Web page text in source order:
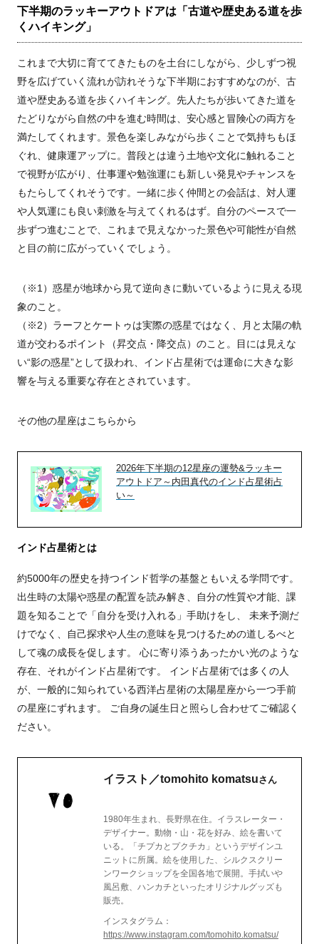
下半期のラッキーアウトドアは「古道や歴史ある道を歩
くハイキング」
これまで大切に育ててきたものを土台にしながら、少しずつ視
野を広げていく流れが訪れそうな下半期におすすめなのが、古
道や歴史ある道を歩くハイキング。先人たちが歩いてきた道を
たどりながら自然の中を進む時間は、安心感と冒険心の両方を
満たしてくれます。景色を楽しみながら歩くことで気持ちもほ
ぐれ、健康運アップに。普段とは違う土地や文化に触れること
で視野が広がり、仕事運や勉強運にも新しい発見やチャンスを
もたらしてくれそうです。一緒に歩く仲間との会話は、対人運
や人気運にも良い刺激を与えてくれるはず。自分のペースで一
歩ずつ進むことで、これまで見えなかった景色や可能性が自然
と目の前に広がっていくでしょう。
（※1）惑星が地球から見て逆向きに動いているように見える現
象のこと。
（※2）ラーフとケートゥは実際の惑星ではなく、月と太陽の軌
道が交わるポイント（昇交点・降交点）のこと。目には見えな
い“影の惑星”として扱われ、インド占星術では運命に大きな影
響を与える重要な存在とされています。
その他の星座はこちらから
2026年下半期の12星座の運勢&ラッキー
アウトドア～内田真代のインド占星術占
い～
インド占星術とは
約5000年の歴史を持つインド哲学の基盤ともいえる学問です。
出生時の太陽や惑星の配置を読み解き、自分の性質や才能、課
題を知ることで「自分を受け入れる」手助けをし、 未来予測だ
けでなく、自己探求や人生の意味を見つけるための道しるべと
して魂の成長を促します。 心に寄り添うあったかい光のような
存在、それがインド占星術です。 インド占星術では多くの人
が、一般的に知られている西洋占星術の太陽星座から一つ手前
の星座にずれます。 ご自身の誕生日と照らし合わせてご確認く
ださい。
イラスト／tomohito komatsuさん
1980年生まれ、長野県在住。イラスレーター・
デザイナー。動物・山・花を好み、絵を書いて
いる。「チプカとプクチカ」というデザインユ
ニットに所属。絵を使用した、シルクスクリー
ンワークショップを全国各地で展開。手拭いや
風呂敷、ハンカチといったオリジナルグッズも
販売。
インスタグラム：
https://www.instagram.com/tomohito.komatsu/